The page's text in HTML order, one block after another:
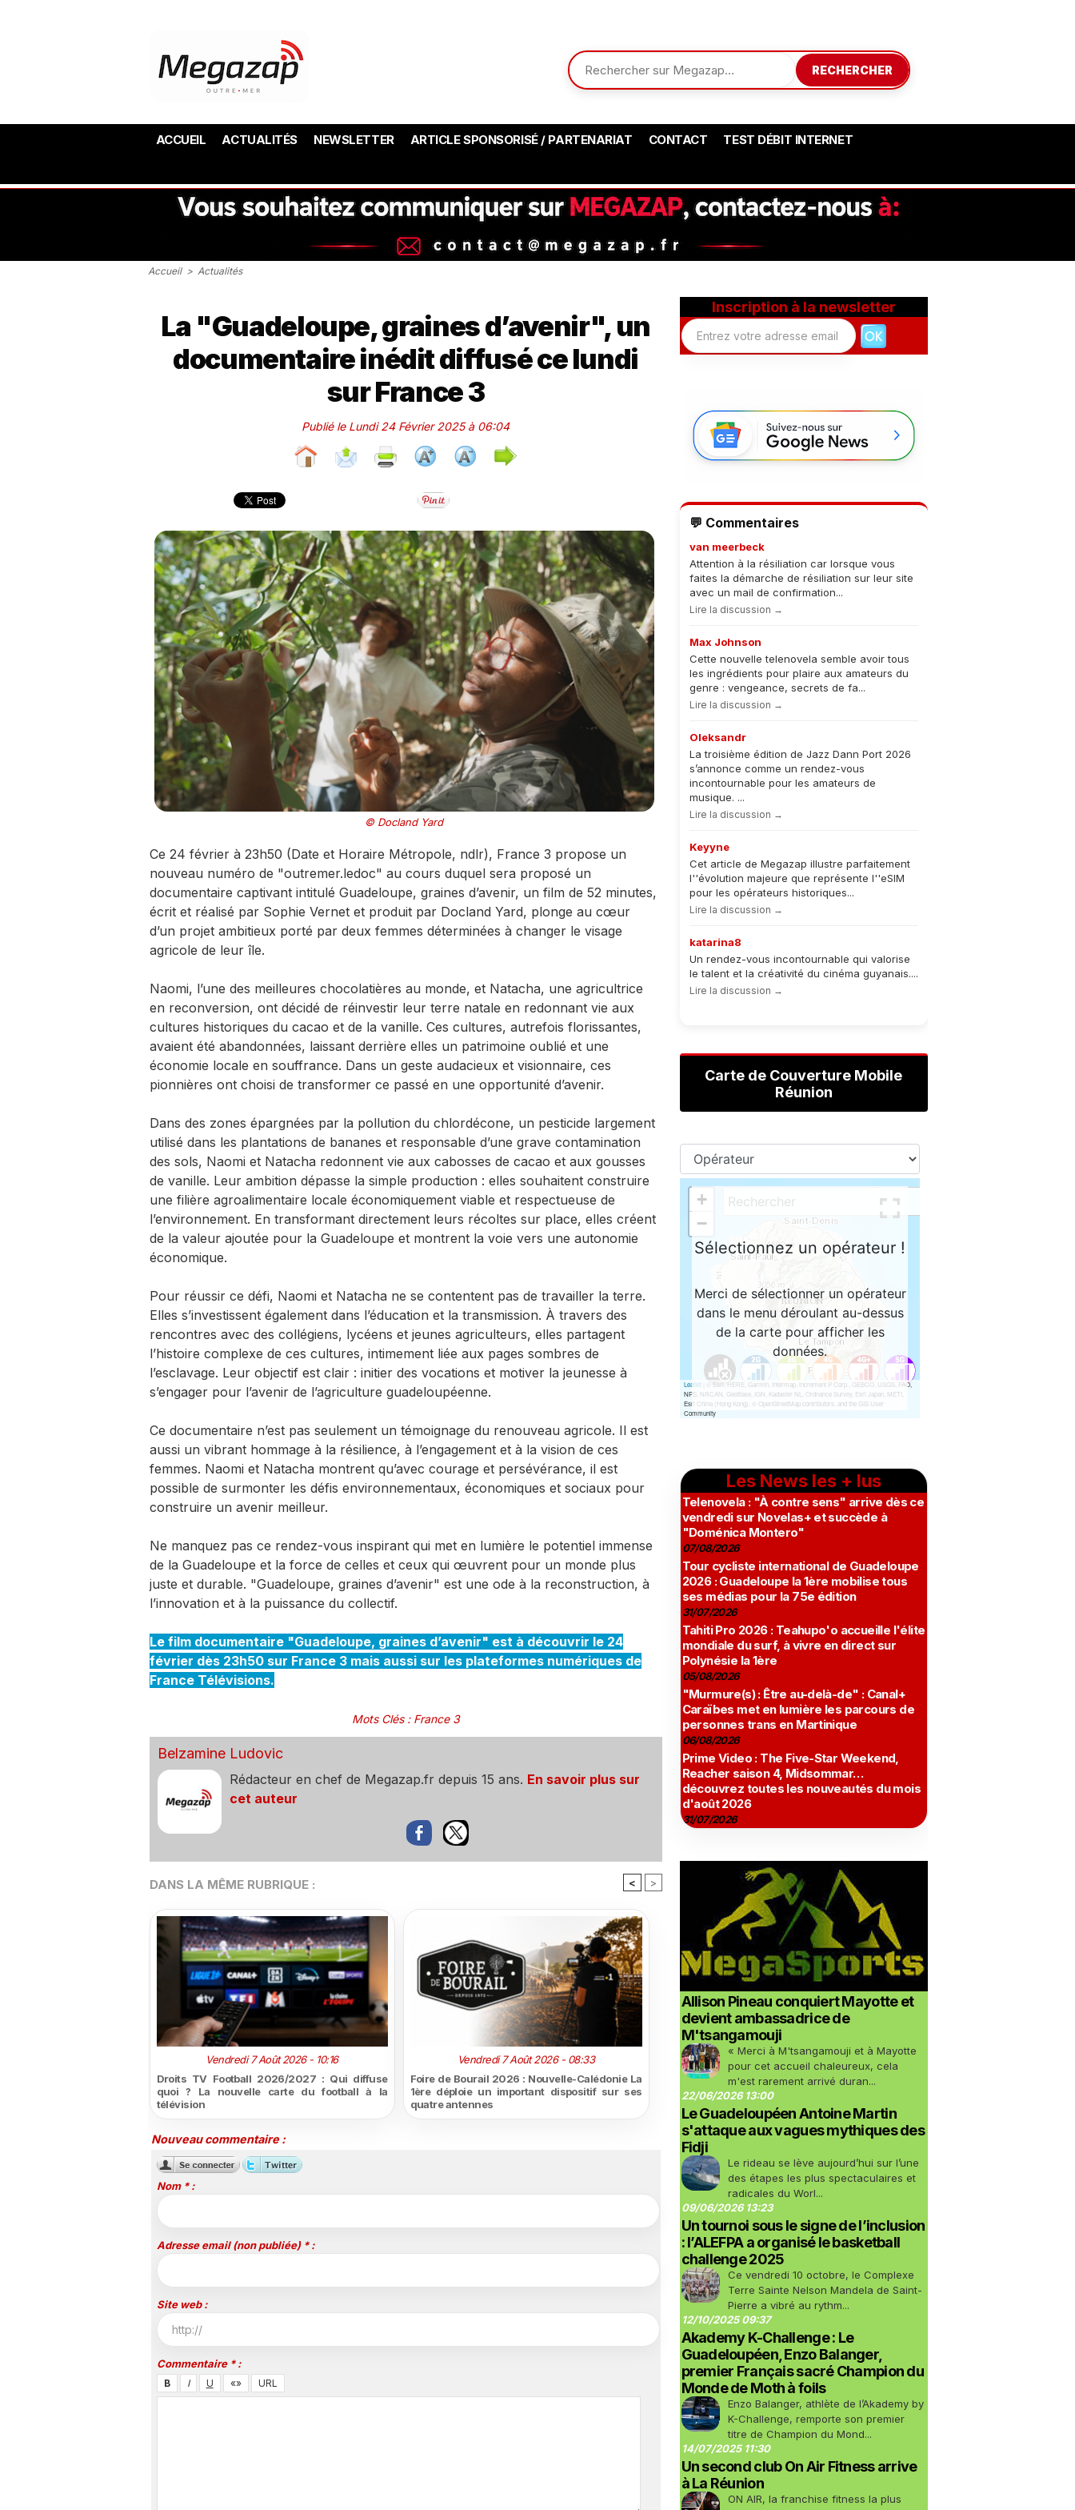
RECHERCHER
ACCUEIL ACTUALITÉS NEWSLETTER ARTICLE SPONSORISÉ / PARTENARIAT CONTACT TEST DÉBIT INTERNET
Accueil > Actualités
La "Guadeloupe, graines d’avenir", un
documentaire inédit diffusé ce lundi
sur France 3
Publié le Lundi 24 Février 2025 à 06:04
© Docland Yard
Ce 24 février à 23h50 (Date et Horaire Métropole, ndlr), France 3 propose un
nouveau numéro de "outremer.ledoc" au cours duquel sera proposé un
documentaire captivant intitulé Guadeloupe, graines d’avenir, un film de 52 minutes,
écrit et réalisé par Sophie Vernet et produit par Docland Yard, plonge au cœur
d’un projet ambitieux porté par deux femmes déterminées à changer le visage
agricole de leur île.
Naomi, l’une des meilleures chocolatières au monde, et Natacha, une agricultrice
en reconversion, ont décidé de réinvestir leur terre natale en redonnant vie aux
cultures historiques du cacao et de la vanille. Ces cultures, autrefois florissantes,
avaient été abandonnées, laissant derrière elles un patrimoine oublié et une
économie locale en souffrance. Dans un geste audacieux et visionnaire, ces
pionnières ont choisi de transformer ce passé en une opportunité d’avenir.
Dans des zones épargnées par la pollution du chlordécone, un pesticide largement
utilisé dans les plantations de bananes et responsable d’une grave contamination
des sols, Naomi et Natacha redonnent vie aux cabosses de cacao et aux gousses
de vanille. Leur ambition dépasse la simple production : elles souhaitent construire
une filière agroalimentaire locale économiquement viable et respectueuse de
l’environnement. En transformant directement leurs récoltes sur place, elles créent
de la valeur ajoutée pour la Guadeloupe et montrent la voie vers une autonomie
économique.
Pour réussir ce défi, Naomi et Natacha ne se contentent pas de travailler la terre.
Elles s’investissent également dans l’éducation et la transmission. À travers des
rencontres avec des collégiens, lycéens et jeunes agriculteurs, elles partagent
l’histoire complexe de ces cultures, intimement liée aux pages sombres de
l’esclavage. Leur objectif est clair : initier des vocations et motiver la jeunesse à
s’engager pour l’avenir de l’agriculture guadeloupéenne.
Ce documentaire n’est pas seulement un témoignage du renouveau agricole. Il est
aussi un vibrant hommage à la résilience, à l’engagement et à la vision de ces
femmes. Naomi et Natacha montrent qu’avec courage et persévérance, il est
possible de surmonter les défis environnementaux, économiques et sociaux pour
construire un avenir meilleur.
Ne manquez pas ce rendez-vous inspirant qui met en lumière le potentiel immense
de la Guadeloupe et la force de celles et ceux qui œuvrent pour un monde plus
juste et durable. "Guadeloupe, graines d’avenir" est une ode à la reconstruction, à
l’innovation et à la puissance du collectif.
Le film documentaire "Guadeloupe, graines d’avenir" est à découvrir le 24
février dès 23h50 sur France 3 mais aussi sur les plateformes numériques de
France Télévisions.
Mots Clés: France 3
Belzamine Ludovic
Rédacteur en chef de Megazap.fr depuis 15 ans. En savoir plus sur
cet auteur
DANS LA MÊME RUBRIQUE : < >
Vendredi 7 Août 2026 - 10:16
Droits TV Football 2026/2027 : Qui diffuse
quoi ? La nouvelle carte du football à la
télévision
Vendredi 7 Août 2026 - 08:33
Foire de Bourail 2026 : Nouvelle-Calédonie La
1ère déploie un important dispositif sur ses
quatre antennes
Nouveau commentaire :
Nom * :
Adresse email (non publiée) * :
Site web :
Commentaire * :
Inscription à la newsletter
💬 Commentaires
van meerbeck
Attention à la résiliation car lorsque vous
faites la démarche de résiliation sur leur site
avec un mail de confirmation...
Lire la discussion →
Max Johnson
Cette nouvelle telenovela semble avoir tous
les ingrédients pour plaire aux amateurs du
genre : vengeance, secrets de fa...
Lire la discussion →
Oleksandr
La troisième édition de Jazz Dann Port 2026
s’annonce comme un rendez-vous
incontournable pour les amateurs de
musique. ...
Lire la discussion →
Keyyne
Cet article de Megazap illustre parfaitement
l''évolution majeure que représente l''eSIM
pour les opérateurs historiques...
Lire la discussion →
katarina8
Un rendez-vous incontournable qui valorise
le talent et la créativité du cinéma guyanais....
Lire la discussion →
Carte de Couverture Mobile
Réunion
Les News les + lus
Telenovela : "À contre sens" arrive dès ce
vendredi sur Novelas+ et succède à
"Doménica Montero"
07/08/2026
Tour cycliste international de Guadeloupe
2026 : Guadeloupe la 1ère mobilise tous
ses médias pour la 75e édition
31/07/2026
Tahiti Pro 2026 : Teahupo'o accueille l'élite
mondiale du surf, à vivre en direct sur
Polynésie la 1ère
05/08/2026
"Murmure(s) : Être au-delà-de" : Canal+
Caraïbes met en lumière les parcours de
personnes trans en Martinique
06/08/2026
Prime Video : The Five-Star Weekend,
Reacher saison 4, Midsommar…
découvrez toutes les nouveautés du mois
d'août 2026
31/07/2026
Allison Pineau conquiert Mayotte et
devient ambassadrice de
M'tsangamouji
« Merci à M'tsangamouji et à Mayotte
pour cet accueil chaleureux, cela
m'est rarement arrivé duran...
22/06/2026 13:00
Le Guadeloupéen Antoine Martin
s'attaque aux vagues mythiques des
Fidji
Le rideau se lève aujourd’hui sur l’une
des étapes les plus spectaculaires et
radicales du Worl...
09/06/2026 13:23
Un tournoi sous le signe de l’inclusion
: l’ALEFPA a organisé le basketball
challenge 2025
Ce vendredi 10 octobre, le Complexe
Terre Sainte Nelson Mandela de Saint-
Pierre a vibré au rythm...
12/10/2025 09:37
Akademy K-Challenge : Le
Guadeloupéen, Enzo Balanger,
premier Français sacré Champion du
Monde de Moth à foils
Enzo Balanger, athlète de l’Akademy by
K-Challenge, remporte son premier
titre de Champion du Mond...
14/07/2025 11:30
Un second club On Air Fitness arrive
à La Réunion
ON AIR, la franchise fitness la plus